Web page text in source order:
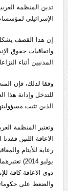
تدين المنظمة
الإسرائيلي
إن هذا القصف يشكل
واتفاقيات حقوق
المدنيين أثناء
وفقا لذلك، فإن
للتدخل وإدانة هذا
الذين تثبت
وتعتبر المنظمة
الاعاقة اللتين
يوليو
ذوي الاعاقة كافة
والضغط على